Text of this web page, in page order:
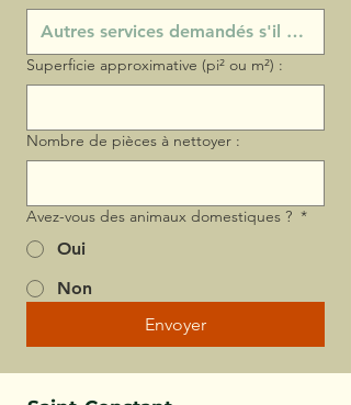
Superficie approximative (pi² ou m²) :
Nombre de pièces à nettoyer :
Avez-vous des animaux domestiques ? *
Oui
Non
Envoyer